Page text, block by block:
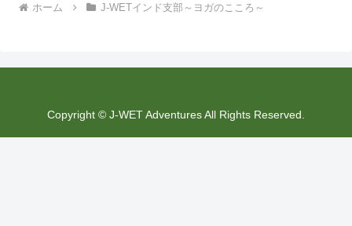
ホーム J-WETインド支部～ヨガのこころ～
Copyright © J-WET Adventures All Rights Reserved.